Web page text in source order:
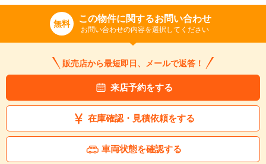
無料 この物件に関するお問い合わせ
お問い合わせの内容を選択してください
販売店から最短即日、メールで返答！
来店予約をする
在庫確認・見積依頼をする
車両状態を確認する